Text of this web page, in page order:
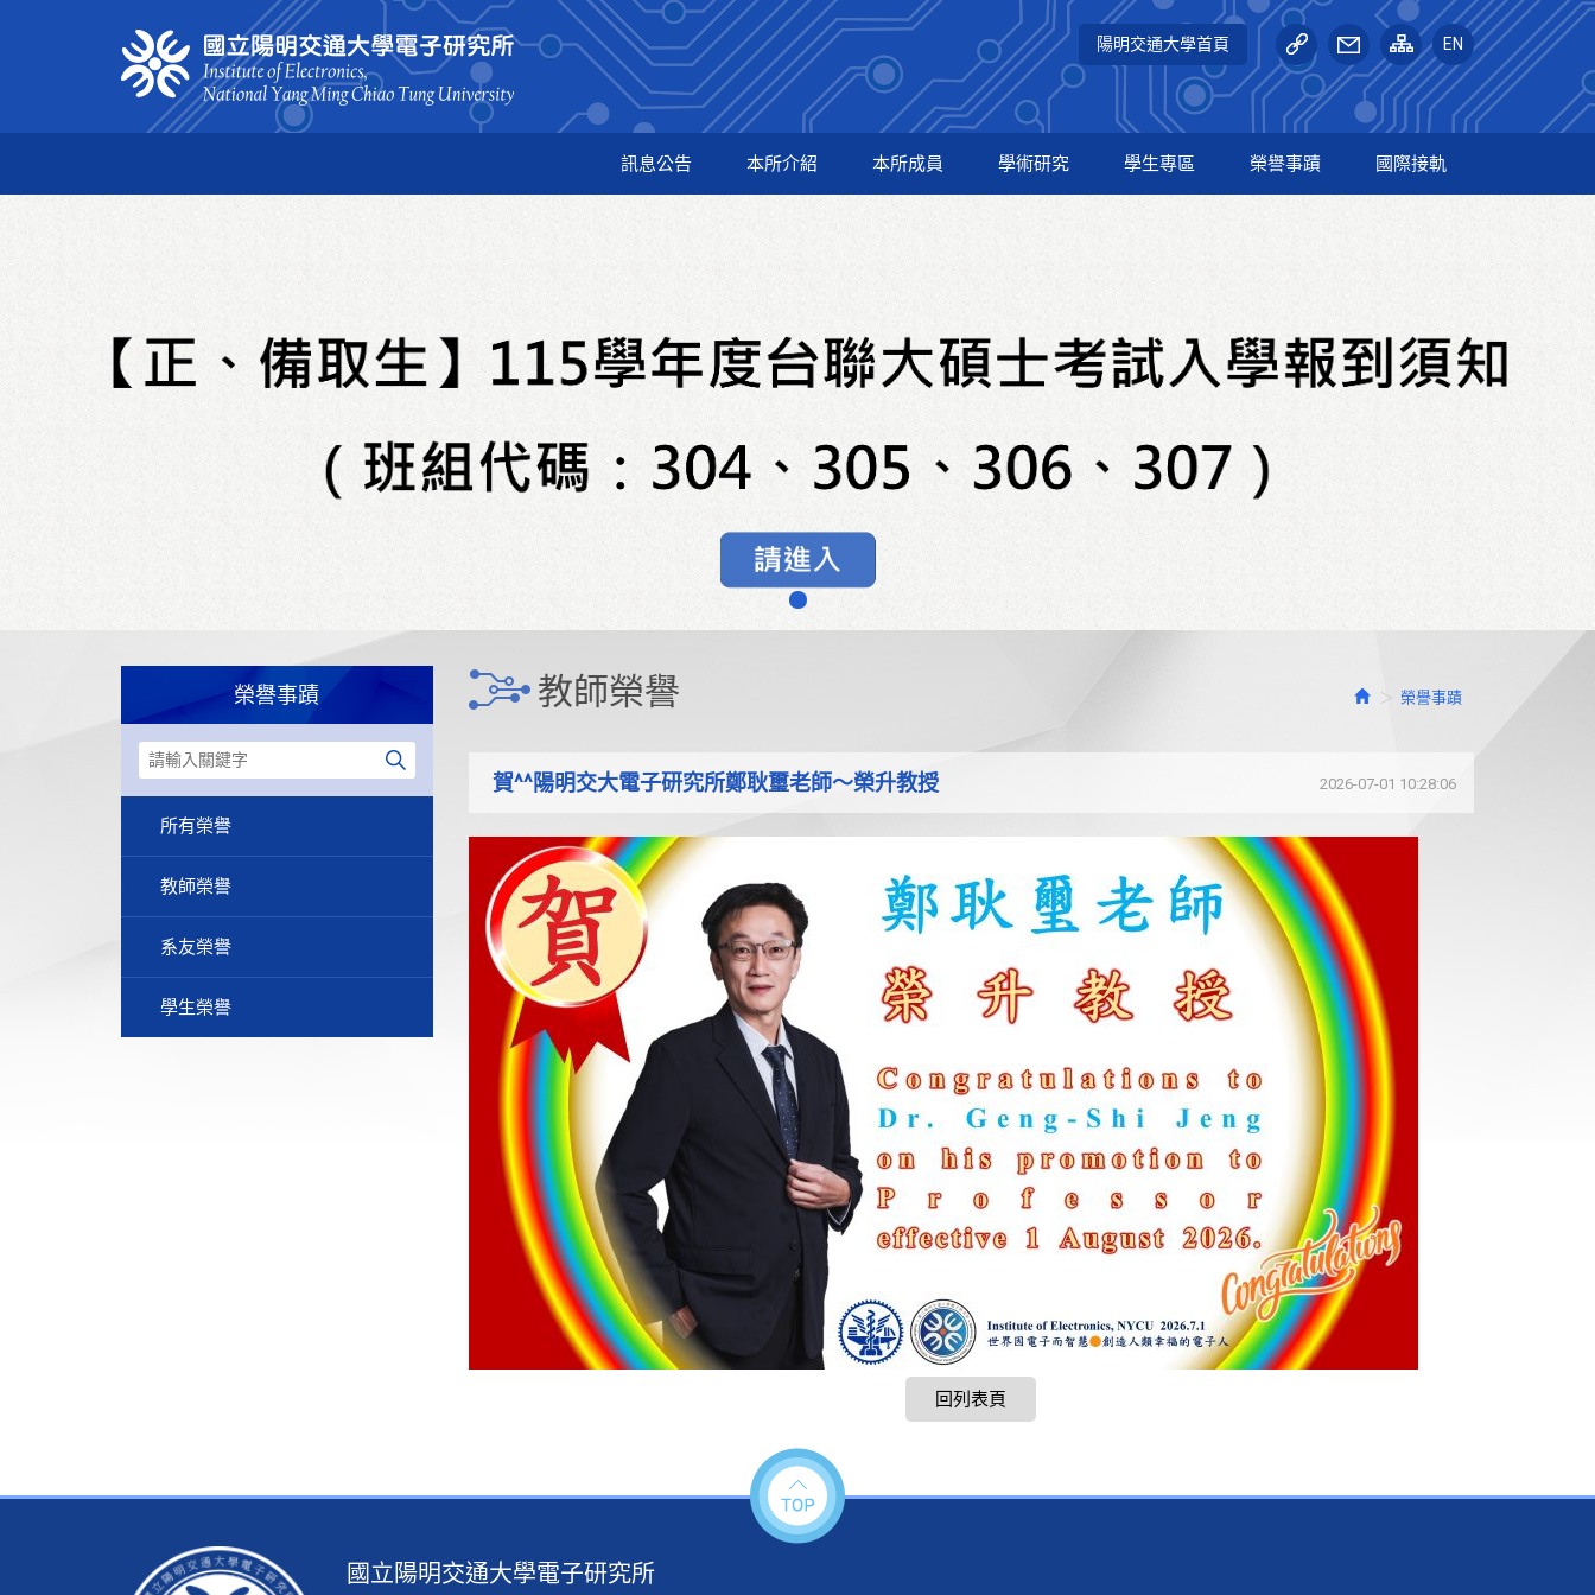
訊息公告 本所介紹 本所成員 學術研究 學生專區 榮譽事蹟 國際接軌
陽明交通大學首頁 EN
榮譽事蹟
所有榮譽
教師榮譽
系友榮譽
學生榮譽
榮譽事蹟
教師榮譽
2026-07-01 10:28:06
賀^^陽明交大電子研究所鄭耿璽老師～榮升教授
回列表頁
國立陽明交通大學電子研究所